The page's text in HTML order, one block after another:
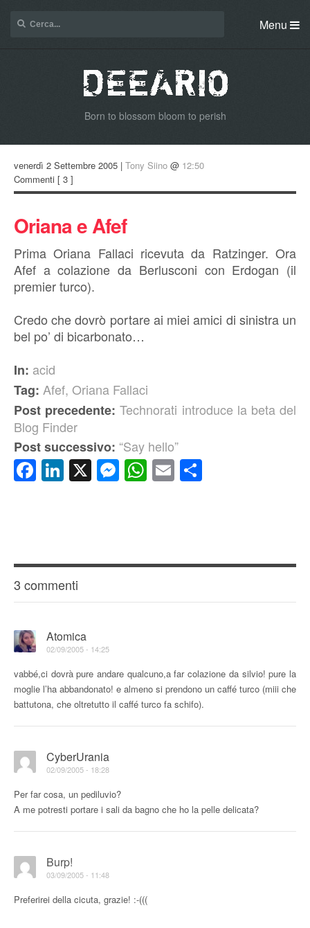
Menu
Born to blossom bloom to perish
venerdì 2 Settembre 2005 | Tony Siino @ 12:50
Commenti [ 3 ]
Oriana e Afef
Prima Oriana Fallaci ricevuta da Ratzinger. Ora
Afef a colazione da Berlusconi con Erdogan (il
premier turco).
Credo che dovrò portare ai miei amici di sinistra un
bel po’ di bicarbonato…
In: acid
Tag: Afef, Oriana Fallaci
Post precedente:Technorati introduce la beta del
Blog Finder
Post successivo: “Say hello”
Facebook
LinkedIn
X Messenger
WhatsApp
Email
3 commenti
Atomica
02/09/2005 - 14:25
vabbé,ci dovrà pure andare qualcuno,a far colazione da silvio! pure la
moglie l’ha abbandonato! e almeno si prendono un caffé turco (miii che
battutona, che oltretutto il caffé turco fa schifo).
CyberUrania
02/09/2005 - 18:28
Per far cosa, un pediluvio?
A me potresti portare i sali da bagno che ho la pelle delicata?
Burp!
03/09/2005 - 11:48
Preferirei della cicuta, grazie! :-(((